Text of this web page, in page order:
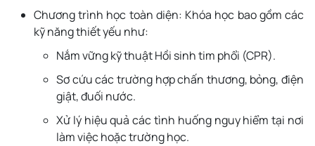
Chương trình học toàn diện: Khóa học bao gồm các
kỹ năng thiết yếu như:
Nắm vững kỹ thuật Hồi sinh tim phổi (CPR).
Sơ cứu các trường hợp chấn thương, bỏng, điện
giật, đuối nước.
Xử lý hiệu quả các tình huống nguy hiểm tại nơi
làm việc hoặc trường học.